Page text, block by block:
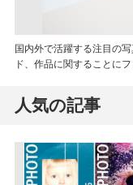
国内外で活躍する注目の
ド、作品に関することに
人気の記事